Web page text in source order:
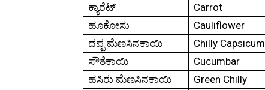
ಕ್ಯಾರೆಟ್
Carrot
ಹೂಕೋಸು
Cauliflower
ದಪ್ಪ ಮೆಣಸಿನಕಾಯಿ
Chilly Capsicum
ಸೌತೆಕಾಯಿ
Cucumbar
ಹಸಿರು ಮೆಣಸಿನಕಾಯಿ
Green Chilly